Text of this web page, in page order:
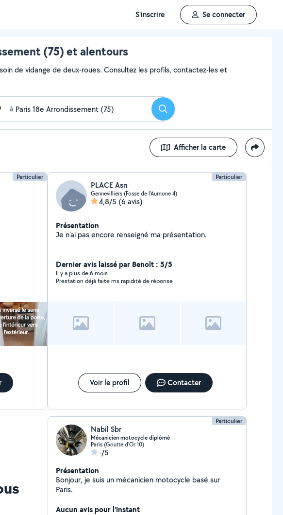
S'inscrire Se connecter
(75) et alentours
de vidange de deux-roues. Consultez les profils, contactez-les et
à Rechercher
Afficher la carte
Particulier Particulier
PLACE Asn
Gennevilliers (Fosse de l'Aumone 4)
4,8/5 (6 avis)
Présentation
Je n'ai pas encore renseigné ma présentation.
Dernier avis laissé par Benoît : 5/5
Il y a plus de 6 mois
Prestation déjà faite ms rapidité de réponse
Voir le profil Contacter
Particulier
Nabil Sbr
Mécanicien motocycle diplômé
Paris (Goutte d'Or 10)
-/5
Présentation
Bonjour, je suis un mécanicien motocycle basé sur
Paris.
Aucun avis pour l'instant